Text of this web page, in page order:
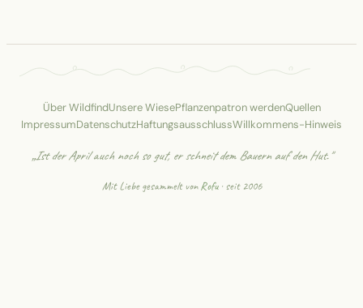
Über WildfindUnsere WiesePflanzenpatron werdenQuellen
ImpressumDatenschutzHaftungsausschlussWillkommens-Hinweis
„Ist der April auch noch so gut, er schneit dem Bauern auf den Hut."
Mit Liebe gesammelt vonRofu· seit 2006